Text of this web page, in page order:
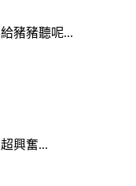
豬豬聽呢...
興奮...